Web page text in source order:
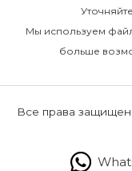
Мы используем
больше
Все права